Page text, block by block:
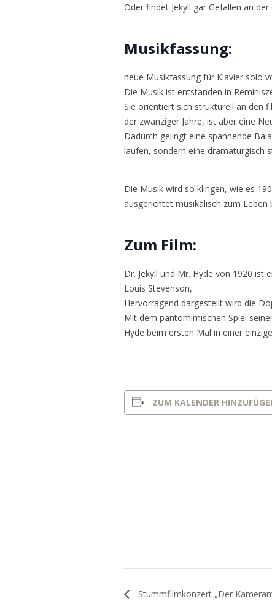
Oder findet Jekyll gar Gefallen an
Musikfassung:
neue Musikfassung für Klavier solo
Die Musik ist entstanden in
Sie orientiert sich strukturell an den
der zwanziger Jahre, ist aber eine
Dadurch gelingt eine spannende
laufen, sondern eine dramaturgisch
Die Musik wird so klingen, wie es
ausgerichtet musikalisch zum
Zum Film:
Dr. Jekyll und Mr. Hyde von 1920 ist
Louis Stevenson,
Hervorragend dargestellt wird die
Mit dem pantomimischen Spiel
Hyde beim ersten Mal in einer
ZUM KALENDER
Stummfilmkonzert „Der